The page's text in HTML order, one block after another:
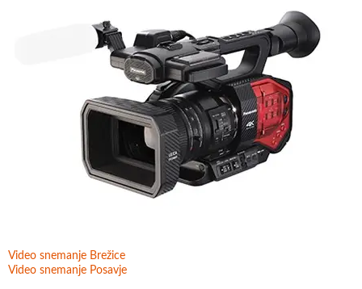
Video snemanje Brežice
Video snemanje Posavje